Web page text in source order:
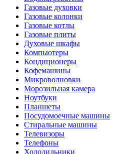
Газовые духовки
Газовые колонки
Газовые котлы
Газовые плиты
Духовые шкафы
Компьютеры
Кондиционеры
Кофемашины
Микроволновки
Морозильная камера
Ноутбуки
Планшеты
Посудомоечные машины
Стиральные машины
Телевизоры
Телефоны
Холодильники